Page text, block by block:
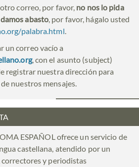
correo, por favor, no nos lo pida
abasto, por favor, hágalo usted
palabra.html.
un correo vacío a
, con el asunto (subject)
registrar nuestra dirección para
nuestros mensajes.
ESPAÑOL ofrece un servicio de
castellana, atendido por un
y periodistas